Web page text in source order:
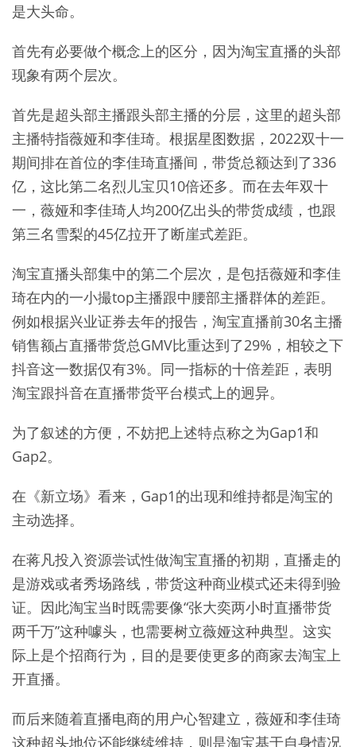
是大头命。
首先有必要做个概念上的区分，因为淘宝直播的头部
现象有两个层次。
首先是超头部主播跟头部主播的分层，这里的超头部
主播特指薇娅和李佳琦。根据星图数据，2022双十一
期间排在首位的李佳琦直播间，带货总额达到了336
亿，这比第二名烈儿宝贝10倍还多。而在去年双十
一，薇娅和李佳琦人均200亿出头的带货成绩，也跟
第三名雪梨的45亿拉开了断崖式差距。
淘宝直播头部集中的第二个层次，是包括薇娅和李佳
琦在内的一小撮top主播跟中腰部主播群体的差距。
例如根据兴业证券去年的报告，淘宝直播前30名主播
销售额占直播带货总GMV比重达到了29%，相较之下
抖音这一数据仅有3%。同一指标的十倍差距，表明
淘宝跟抖音在直播带货平台模式上的迥异。
为了叙述的方便，不妨把上述特点称之为Gap1和
Gap2。
在《新立场》看来，Gap1的出现和维持都是淘宝的
主动选择。
在蒋凡投入资源尝试性做淘宝直播的初期，直播走的
是游戏或者秀场路线，带货这种商业模式还未得到验
证。因此淘宝当时既需要像“张大奕两小时直播带货
两千万”这种噱头，也需要树立薇娅这种典型。这实
际上是个招商行为，目的是要使更多的商家去淘宝上
开直播。
而后来随着直播电商的用户心智建立，薇娅和李佳琦
这种超头地位还能继续维持，则是淘宝基于自身情况